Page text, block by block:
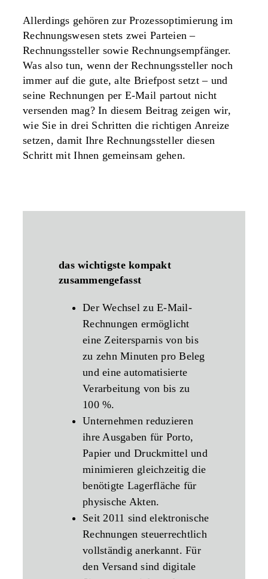
Allerdings gehören zur Prozessoptimierung im
Rechnungswesen stets zwei Parteien –
Rechnungssteller sowie Rechnungsempfänger.
Was also tun, wenn der Rechnungssteller noch
immer auf die gute, alte Briefpost setzt – und
seine Rechnungen per E-Mail partout nicht
versenden mag? In diesem Beitrag zeigen wir,
wie Sie in drei Schritten die richtigen Anreize
setzen, damit Ihre Rechnungssteller diesen
Schritt mit Ihnen gemeinsam gehen.
das wichtigste kompakt
zusammengefasst
Der Wechsel zu E-Mail-
Rechnungen ermöglicht
eine Zeitersparnis von bis
zu zehn Minuten pro Beleg
und eine automatisierte
Verarbeitung von bis zu
100 %.
Unternehmen reduzieren
ihre Ausgaben für Porto,
Papier und Druckmittel und
minimieren gleichzeitig die
benötigte Lagerfläche für
physische Akten.
Seit 2011 sind elektronische
Rechnungen steuerrechtlich
vollständig anerkannt. Für
den Versand sind digitale